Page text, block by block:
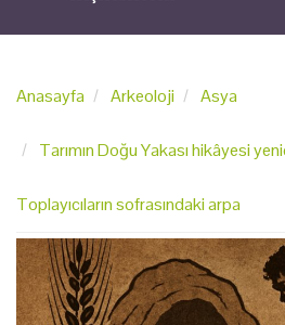
Anasayfa Arkeoloji Asya
Tarımın Doğu Yakası hikâyesi
Toplayıcıların sofrasındaki arpa